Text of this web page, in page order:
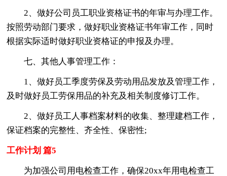
2、做好公司员工职业资格证书的年审与办理工作。
按照劳动部门要求，做好职业资格证书年审工作，同时
根据实际适时做好职业资格证的申报及办理。
七、其他人事管理工作：
1、做好员工季度劳保及劳动用品发放及管理工作，
及时做好员工劳保用品的补充及相关制度修订工作。
2、做好员工人事档案材料的收集、整理建档工作，
保证档案的完整性、齐全性、保密性;
工作计划 篇5
为加强公司用电检查工作，确保20xx年用电检查工